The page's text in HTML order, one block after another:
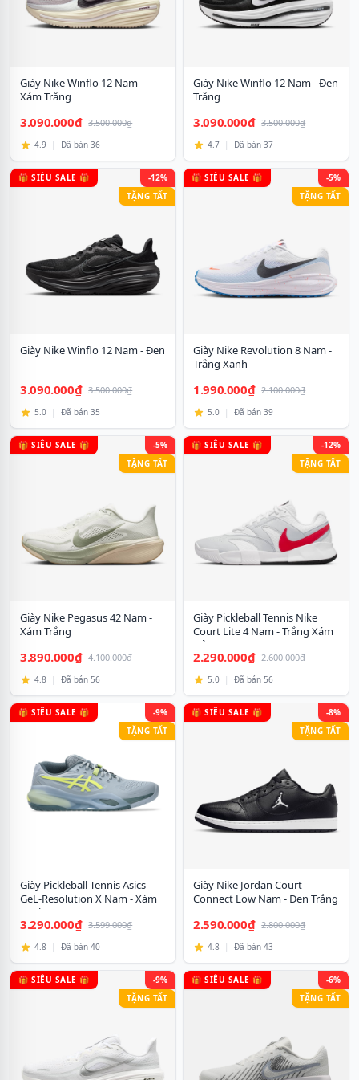
Giày Nike Winflo 12 Nam -
Xám Trắng
3.090.000₫ 3.500.000₫
4.9 | Đã bán 36
Giày Nike Winflo 12 Nam - Đen
Trắng
3.090.000₫ 3.500.000₫
4.7 | Đã bán 37
🎁 SIÊU SALE 🎁
-12%
TẶNG TẤT
Giày Nike Winflo 12 Nam - Đen
3.090.000₫ 3.500.000₫
5.0 | Đã bán 35
🎁 SIÊU SALE 🎁
-5%
TẶNG TẤT
Giày Nike Revolution 8 Nam -
Trắng Xanh
1.990.000₫ 2.100.000₫
5.0 | Đã bán 39
🎁 SIÊU SALE 🎁
-5%
TẶNG TẤT
Giày Nike Pegasus 42 Nam -
Xám Trắng
3.890.000₫ 4.100.000₫
4.8 | Đã bán 56
🎁 SIÊU SALE 🎁
-12%
TẶNG TẤT
Giày Pickleball Tennis Nike
Court Lite 4 Nam - Trắng Xám
Đỏ
2.290.000₫ 2.600.000₫
5.0 | Đã bán 56
🎁 SIÊU SALE 🎁
-9%
TẶNG TẤT
Giày Pickleball Tennis Asics
GeL-Resolution X Nam - Xám
Xanh
3.290.000₫ 3.599.000₫
4.8 | Đã bán 40
🎁 SIÊU SALE 🎁
-8%
TẶNG TẤT
Giày Nike Jordan Court
Connect Low Nam - Đen Trắng
2.590.000₫ 2.800.000₫
4.8 | Đã bán 43
🎁 SIÊU SALE 🎁
-9%
TẶNG TẤT
🎁 SIÊU SALE 🎁
-6%
TẶNG TẤT